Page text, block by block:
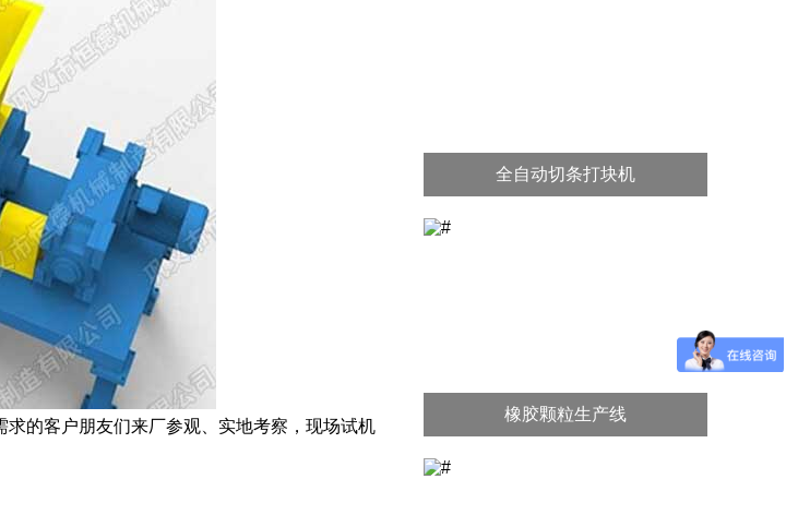
全自动切条打块机
橡胶颗粒生产线
求的客户朋友们来厂参观、实地考察，现场试机